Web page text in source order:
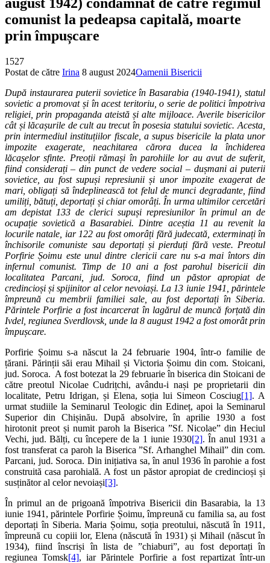
comunist la pedeapsa capitală, moarte
prin împușcare
1527
Postat de către Irina 8 august 2024Oamenii Bisericii
După instaurarea puterii sovietice în Basarabia (1940-1941), statul
sovietic a promovat și în acest teritoriu, o serie de politici împotriva
religiei, prin propaganda ateistă și alte mijloace. Averile bisericilor
cât și lăcașurile de cult au trecut în posesia statului sovietic. Acesta,
prin intermediul instituțiilor fiscale, a supus bisericile la plata unor
impozite exagerate, neachitarea cărora ducea la închiderea
lăcașelor sfinte. Preoții rămași în parohiile lor au avut de suferit,
fiind considerați – din punct de vedere social – dușmani ai puterii
sovietice, au fost supuși represiunii și unor impozite exagerat de
mari, obligați să îndeplinească tot felul de munci degradante, fiind
umiliți, bătuți, deportați și chiar omorâți. În urma ultimilor cercetări
am depistat 133 de clerici supuși represiunilor în primul an de
ocupație sovietică a Basarabiei. Dintre aceștia 11 au revenit la
locurile natale, iar 122 au fost omorâți fără judecată, exterminați în
închisorile comuniste sau deportați și pierduți fără veste. Preotul
Porfirie Șoimu este unul dintre clericii care nu s-a mai întors din
infernul comunist. Timp de 10 ani a fost parohul bisericii din
localitatea Parcani, jud. Soroca, fiind un păstor apropiat de
credincioși și spijinitor al celor nevoiași. La 13 iunie 1941, părintele
împreună cu membrii familiei sale, au fost deportați în Siberia.
Părintele Porfirie a fost incarcerat în lagărul de muncă forțată din
Ivdel, regiunea Sverdlovsk, unde la 8 august 1942 a fost omorât prin
împușcare.
Porfirie Șoimu s-a născut la 24 februarie 1904, într-o familie de
țărani. Părinții săi erau Mihail și Victoria Șoimu din com. Stoicani,
jud. Soroca. A fost botezat la 29 februarie în biserica din Stoicani de
către preotul Nicolae Cudrițchi, avându-i nași pe proprietarii din
localitate, Petru Idrigan, și Elena, soția lui Simeon Cosciug[1]. A
urmat studiile la Seminarul Teologic din Edineț, apoi la Seminarul
Superior din Chișinău. După absolvire, în aprilie 1930 a fost
hirotonit preot și numit paroh la Biserica ”Sf. Nicolae” din Heciul
Vechi, jud. Bălți, cu începere de la 1 iunie 1930[2]. În anul 1931 a
fost transferat ca paroh la Biserica ”Sf. Arhanghel Mihail” din com.
Parcani, jud. Soroca. Din inițiativa sa, în anul 1936 în parohie a fost
construită casa parohială. A fost un păstor apropiat de credincioși și
susținător al celor nevoiași[3].
În primul an de prigoană împotriva Bisericii din Basarabia, la 13
iunie 1941, părintele Porfirie Șoimu, împreună cu familia sa, au fost
deportați în Siberia. Maria Șoimu, soția preotului, născută în 1911,
împreună cu copiii lor, Elena (născută în 1931) și Mihail (născut în
1934), fiind înscriși în lista de ”chiaburi”, au fost deportați în
regiunea Tomsk[4], iar Părintele Porfirie a fost repartizat într-un